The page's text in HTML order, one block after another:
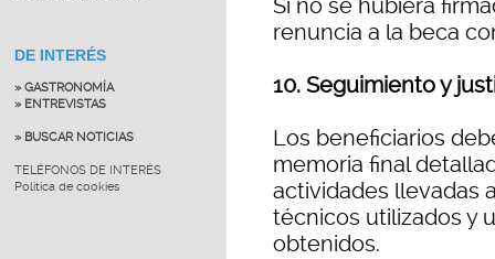
DE INTERÉS
» GASTRONOMÍA
» ENTREVISTAS
» BUSCAR NOTICIAS
TELÉFONOS DE INTERÉS
Política de cookies
Si no se hubiera
renuncia a la beca
10. Seguimiento y
Los beneficiarios
memoria final
actividades llevadas
técnicos utilizados y
obtenidos.